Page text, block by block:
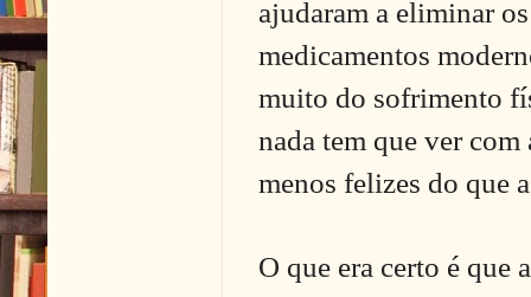
ajudaram a eliminar
medicamentos
muito do sofrimento
nada tem que ver com
menos felizes do que
O que era certo é que